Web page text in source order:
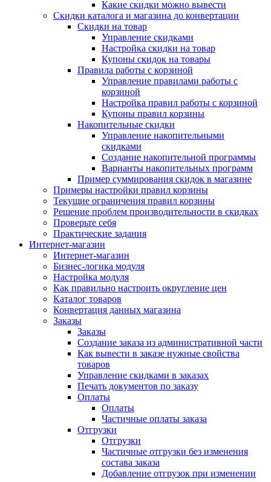
Какие скидки можно вывести
Скидки каталога и магазина до конвертации
Скидки на товар
Управление скидками
Настройка скидки на товар
Купоны скидок на товары
Правила работы с корзиной
Управление правилами работы с
корзиной
Настройка правил работы с корзиной
Купоны правил корзины
Накопительные скидки
Управление накопительными
скидками
Создание накопительной программы
Варианты накопительных программ
Пример суммирования скидок в магазине
Примеры настройки правил корзины
Текущие ограничения правил корзины
Решение проблем производительности в скидках
Проверьте себя
Практические задания
Интернет-магазин
Интернет-магазин
Бизнес-логика модуля
Настройка модуля
Как правильно настроить округление цен
Каталог товаров
Конвертация данных магазина
Заказы
Заказы
Создание заказа из административной части
Как вывести в заказе нужные свойства
товаров
Управление скидками в заказах
Печать документов по заказу
Оплаты
Оплаты
Частичные оплаты заказа
Отгрузки
Отгрузки
Частичные отгрузки без изменения
состава заказа
Добавление отгрузок при изменении